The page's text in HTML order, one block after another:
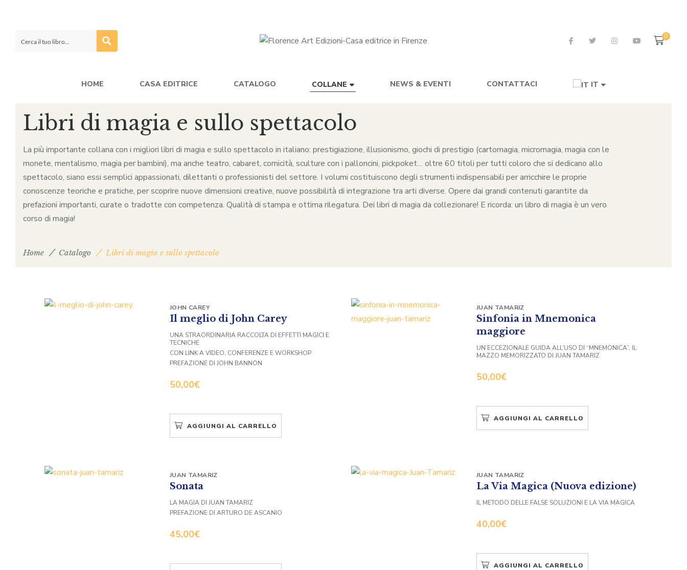
0
HOME CASA EDITRICE CATALOGO COLLANE NEWS & EVENTI CONTATTACI IT
Libri di magia e sullo spettacolo
La più importante collana con i migliori libri di magia e sullo spettacolo in italiano: prestigiazione, illusionismo, giochi di prestigio (cartomagia, micromagia, magia con le
monete, mentalismo, magia per bambini), ma anche teatro, cabaret, comicità, sculture con i palloncini, pickpoket… oltre 60 titoli per tutti coloro che si dedicano allo
spettacolo, siano essi semplici appassionati, dilettanti o professionisti del settore. I volumi costituiscono degli strumenti indispensabili per arricchire le proprie
conoscenze teoriche e pratiche, per scoprire nuove dimensioni creative, nuove possibilità di integrazione tra arti diverse. Opere dai grandi contenuti garantite da
prefazioni importanti, curate o tradotte con competenza. Qualità di stampa e ottima rilegatura. Dei libri di magia da collezionare! E ricorda: un libro di magia è un vero
corso di magia!
Home Catalogo Libri di magia e sullo spettacolo
Il meglio di John Carey
50,00€
JOHN CAREY
UNA STRAORDINARIA RACCOLTA DI EFFETTI MAGICI E
TECNICHE
CON LINK A VIDEO, CONFERENZE E WORKSHOP
PREFAZIONE DI JOHN BANNON
AGGIUNGI AL CARRELLO
Sinfonia in Mnemonica
maggiore
50,00€
JUAN TAMARIZ
UN’ECCEZIONALE GUIDA ALL’USO DI “MNEMONICA”, IL
MAZZO MEMORIZZATO DI JUAN TAMARIZ
AGGIUNGI AL CARRELLO
Sonata
45,00€
JUAN TAMARIZ
LA MAGIA DI JUAN TAMARIZ
PREFAZIONE DI ARTURO DE ASCANIO
La Via Magica (Nuova edizione)
40,00€
JUAN TAMARIZ
IL METODO DELLE FALSE SOLUZIONI E LA VIA MAGICA
AGGIUNGI AL CARRELLO